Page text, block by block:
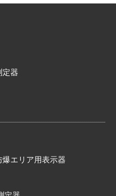
定器
エリア用表示器